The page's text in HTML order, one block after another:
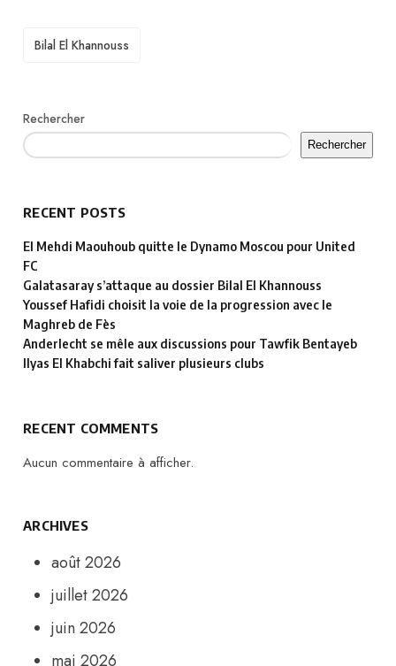
TAGS
Bilal El Khannouss
Rechercher
Rechercher
RECENT POSTS
El Mehdi Maouhoub quitte le Dynamo Moscou pour United
FC
Galatasaray s’attaque au dossier Bilal El Khannouss
Youssef Hafidi choisit la voie de la progression avec le
Maghreb de Fès
Anderlecht se mêle aux discussions pour Tawfik Bentayeb
Ilyas El Khabchi fait saliver plusieurs clubs
RECENT COMMENTS
Aucun commentaire à afficher.
ARCHIVES
août 2026
juillet 2026
juin 2026
mai 2026